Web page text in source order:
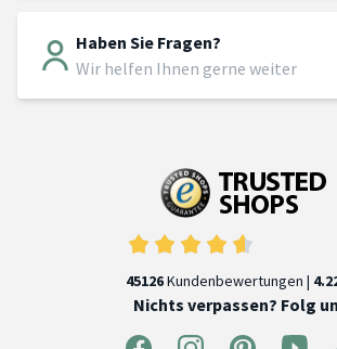
Haben Sie Fragen?
Wir helfen Ihnen gerne weiter
45126Kundenbewertungen |
Nichts verpassen? Folg